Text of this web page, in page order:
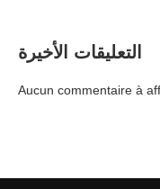
التعليقات الأخيرة
Aucun commentaire à